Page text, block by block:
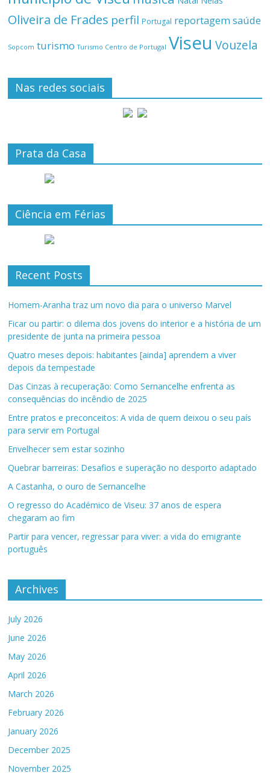
Oliveira de Frades perfil Portugal reportagemsaúde
Sopcom turismo Turismo Centro de Portugal Viseu Vouzela
Nas redes sociais
Prata da Casa
Ciência em Férias
Recent Posts
Homem-Aranha traz um novo dia para o universo Marvel
Ficar ou partir: o dilema dos jovens do interior e a história de um
presidente de junta na primeira pessoa
Quatro meses depois: habitantes [ainda] aprendem a viver
depois da tempestade
Das Cinzas à recuperação: Como Sernancelhe enfrenta as
consequências do incêndio de 2025
Entre pratos e preconceitos: A vida de quem deixou o seu país
para servir em Portugal
Envelhecer sem estar sozinho
Quebrar barreiras: Desafios e superação no desporto adaptado
A Castanha, o ouro de Sernancelhe
O regresso do Académico de Viseu: 37 anos de espera
chegaram ao fim
Partir para vencer, regressar para viver: a vida do emigrante
português
Archives
July 2026
June 2026
May 2026
April 2026
March 2026
February 2026
January 2026
December 2025
November 2025